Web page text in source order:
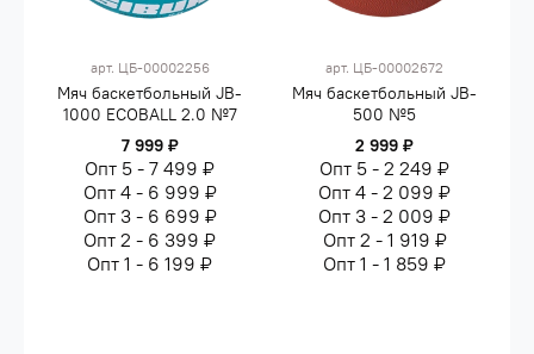
арт. ЦБ-00002256
Мяч баскетбольный JB-
1000 ECOBALL 2.0 №7
7 999 ₽
Опт 5 - 7 499 ₽
Опт 4 - 6 999 ₽
Опт 3 - 6 699 ₽
Опт 2 - 6 399 ₽
Опт 1 - 6 199 ₽
арт. ЦБ-00002672
Мяч баскетбольный JB-
500 №5
2 999 ₽
Опт 5 - 2 249 ₽
Опт 4 - 2 099 ₽
Опт 3 - 2 009 ₽
Опт 2 - 1 919 ₽
Опт 1 - 1 859 ₽